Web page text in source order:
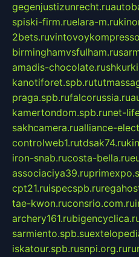
gegenjustizunrecht.ru
spiski-firm.ruelara-m.ru
2bets.ru
birminghamvsfulham.ru
amadis-chocolate.ru
kanotiforet.spb.ru
praga.spb.rufalcorussia.ru
kamertondom.spb.runet-
sakhcamera.rualliance-
controlweb1.rutdsak74.ru
iron-snab.rucosta-bella.ru
associaciya39.ru
cpt21.ruispecspb.ru
tae-kwon.ruconsrio.com.ru
archery161.ru
sarmiento.spb.su
iskatour.spb.rusnpi.org.ru